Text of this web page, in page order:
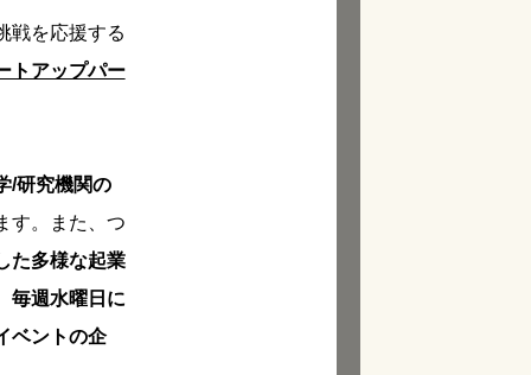
戦を応援する
トアップパー
/研究機関の
す。また、つ
た多様な起業
毎週水曜日に
ベントの企